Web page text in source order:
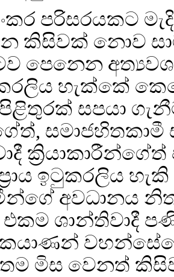
පරිසරයකට
කිසිවක් නොව
පෙනෙන
හැක්කේ
පිළිතුරක් සපයා
සමාජහිතකාමී
ඉටුකරලිය
අවධානය
ශාන්තිවාදී
මිස වෙනත්